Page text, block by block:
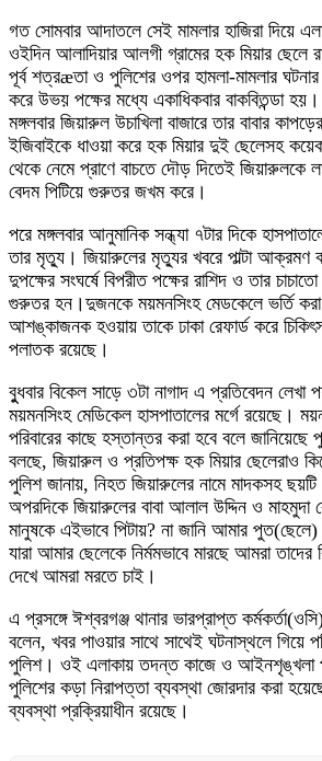
গত সোমবার আদাতলে সেই মামলার হাজিরা দিয়ে
ওইদিন আলাদিয়ার আলগী গ্রামের হক মিয়ার ছেলে
পূর্ব শত্রæতা ও পুলিশের ওপর হামলা-মামলার
করে উভয় পক্ষের মধ্যে একাধিকবার বাকবিতন্ডা
মঙ্গলবার জিয়ারুল উচাখিলা বাজারে তার বাবার
ইজিবাইকে ধাওয়া করে হক মিয়ার দুই ছেলেসহ
থেকে নেমে প্রাণে বাচতে দৌড় দিতেই জিয়ারুলকে
বেদম পিটিয়ে গুরুতর জখম করে।
পরে মঙ্গলবার আনুমানিক সন্ধ্যা ৭টার দিকে
তার মৃত্যু। জিয়ারুলের মৃত্যুর খবরে পাল্টা
দুপক্ষের সংঘর্ষে বিপরীত পক্ষের রাশিদ ও তার
গুরুতর হন।দুজনকে ময়মনসিংহ মেডকেলে ভর্তি করা
আশঙ্কাজনক হওয়ায় তাকে ঢাকা রেফার্ড করে
পলাতক রয়েছে।
বুুধবার বিকেল সাড়ে ৩টা নাগাদ এ প্রতিবেদন লেখা
ময়মনসিংহ মেডিকেল হাসপাতালের মর্গে রয়েছে।
পরিবারের কাছে হস্তান্তর করা হবে বলে জানিয়েছে
বলছে, জিয়ারুল ও প্রতিপক্ষ হক মিয়ার ছেলেরাও
পুলিশ জানায়, নিহত জিয়ারুলের নামে মাদকসহ ছয়টি
অপরদিকে জিয়ারুলের বাবা আলাল উদ্দিন ও মাহমুদা
মানুষকে এইভাবে পিটায়? না জানি আমার
যারা আমার ছেলেকে নির্মমভাবে মারছে আমরা তাদের
দেখে আমরা মরতে চাই।
এ প্রসঙ্গে ঈশ্বরগঞ্জ থানার ভারপ্রাপ্ত
বলেন, খবর পাওয়ার সাথে সাথেই ঘটনাস্থলে গিয়ে
পুলিশ। ওই এলাকায় তদন্ত কাজে ও আইনশৃঙ্খলা
পুলিশের কড়া নিরাপত্তা ব্যবস্থা জোরদার করা
ব্যবস্থা প্রক্রিয়াধীন রয়েছে।